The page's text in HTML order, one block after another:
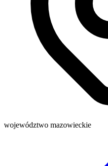
województwo mazowieckie